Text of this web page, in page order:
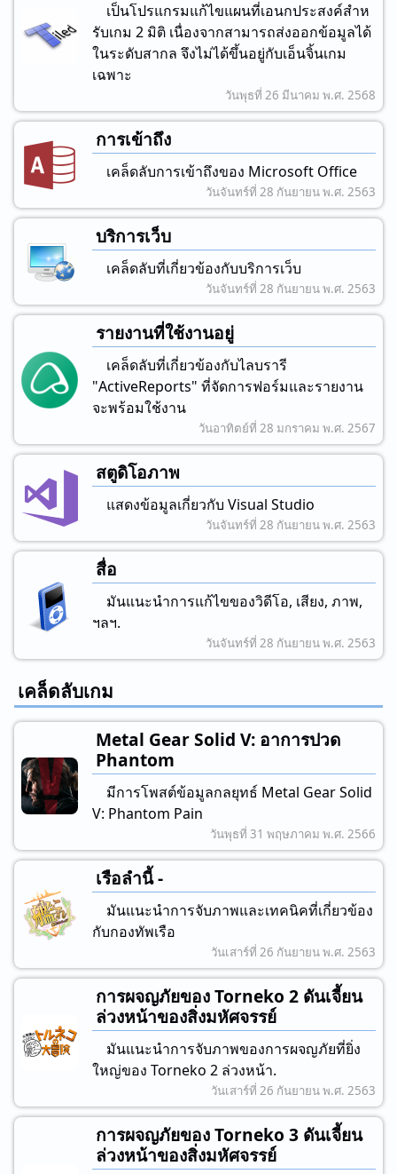
เป็นโปรแกรมแก้ไขแผนที่เอนกประสงค์สําห
รับเกม 2 มิติ เนื่องจากสามารถส่งออกข้อมูลได้
ในระดับสากล จึงไม่ได้ขึ้นอยู่กับเอ็นจิ้นเกม
เฉพาะ
วันพุธที่ 26 มีนาคม พ.ศ. 2568
การเข้าถึง
เคล็ดลับการเข้าถึงของ Microsoft Office
วันจันทร์ที่ 28 กันยายน พ.ศ. 2563
บริการเว็บ
เคล็ดลับที่เกี่ยวข้องกับบริการเว็บ
วันจันทร์ที่ 28 กันยายน พ.ศ. 2563
รายงานที่ใช้งานอยู่
เคล็ดลับที่เกี่ยวข้องกับไลบรารี
"ActiveReports" ที่จัดการฟอร์มและรายงาน
จะพร้อมใช้งาน
วันอาทิตย์ที่ 28 มกราคม พ.ศ. 2567
สตูดิโอภาพ
แสดงข้อมูลเกี่ยวกับ Visual Studio
วันจันทร์ที่ 28 กันยายน พ.ศ. 2563
สื่อ
มันแนะนําการแก้ไขของวิดีโอ, เสียง, ภาพ,
ฯลฯ.
วันจันทร์ที่ 28 กันยายน พ.ศ. 2563
เคล็ดลับเกม
Metal Gear Solid V: อาการปวด
Phantom
มีการโพสต์ข้อมูลกลยุทธ์ Metal Gear Solid
V: Phantom Pain
วันพุธที่ 31 พฤษภาคม พ.ศ. 2566
เรือลํานี้ -
มันแนะนําการจับภาพและเทคนิคที่เกี่ยวข้อง
กับกองทัพเรือ
วันเสาร์ที่ 26 กันยายน พ.ศ. 2563
การผจญภัยของ Torneko 2 ดันเจี้ยน
ล่วงหน้าของสิ่งมหัศจรรย์
มันแนะนําการจับภาพของการผจญภัยที่ยิ่ง
ใหญ่ของ Torneko 2 ล่วงหน้า.
วันเสาร์ที่ 26 กันยายน พ.ศ. 2563
การผจญภัยของ Torneko 3 ดันเจี้ยน
ล่วงหน้าของสิ่งมหัศจรรย์